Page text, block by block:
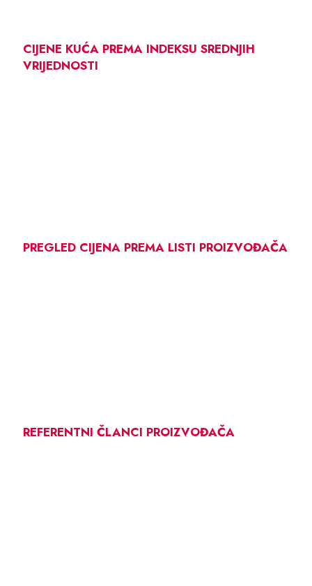
CIJENE KUĆA PREMA INDEKSU SREDNJIH
VRIJEDNOSTI
PREGLED CIJENA PREMA LISTI PROIZVOĐAČA
REFERENTNI ČLANCI PROIZVOĐAČA